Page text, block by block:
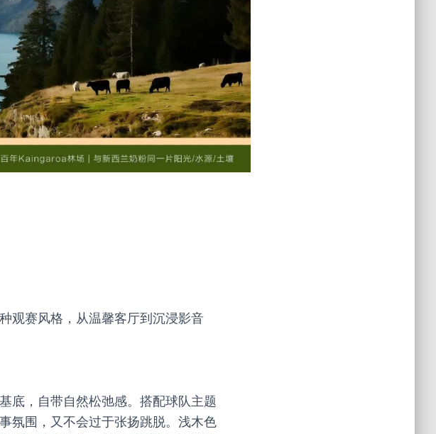
观赛风格，从温馨客厅到沉浸影音
底，自带自然松弛感。搭配球队主题
氛围，又不会过于张扬跳脱。浅木色